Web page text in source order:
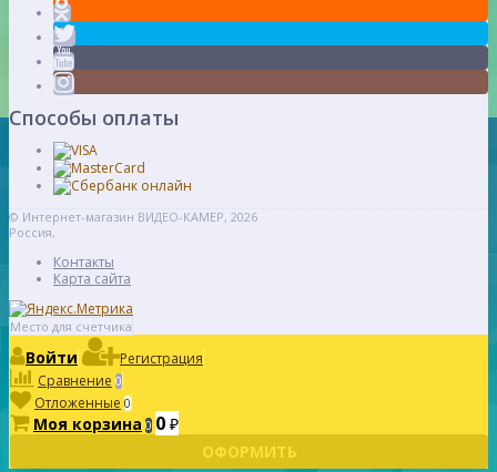
Способы оплаты
© Интернет-магазин ВИДЕО-КАМЕР, 2026
Россия,
Контакты
Карта сайта
Место для счетчика
Войти
Регистрация
Сравнение 0
Отложенные 0
Моя корзина 0 0 ₽
ОФОРМИТЬ